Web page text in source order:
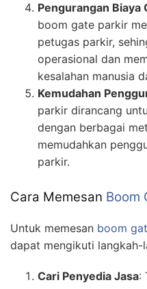
Pengurangan Biaya
boom gate parkir
petugas parkir,
operasional dan
kesalahan manusia
Kemudahan
parkir dirancang
dengan berbagai
memudahkan
parkir.
Cara Memesan Boom
Untuk memesan boom
dapat mengikuti langkah-
Cari Penyedia Jasa: